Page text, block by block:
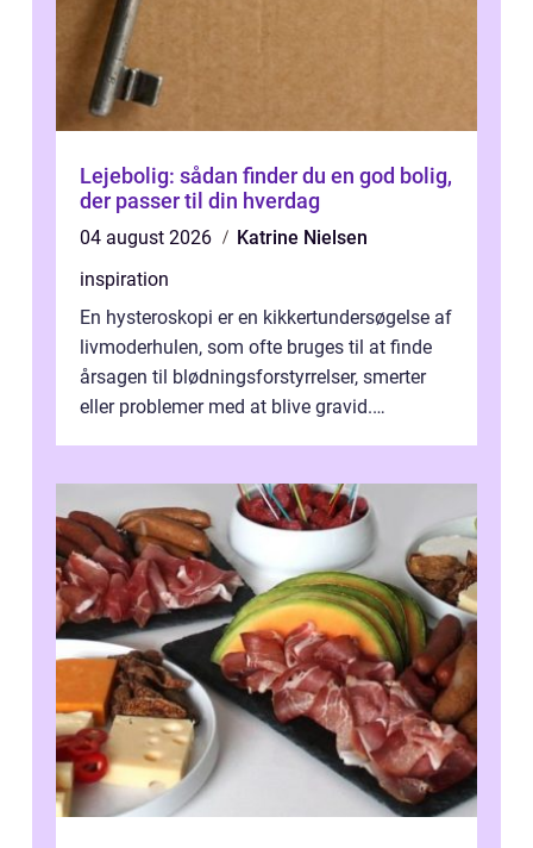
Lejebolig: sådan finder du en god bolig,
der passer til din hverdag
04 august 2026
Katrine Nielsen
inspiration
En hysteroskopi er en kikkertundersøgelse af
livmoderhulen, som ofte bruges til at finde
årsagen til blødningsforstyrrelser, smerter
eller problemer med at blive gravid.